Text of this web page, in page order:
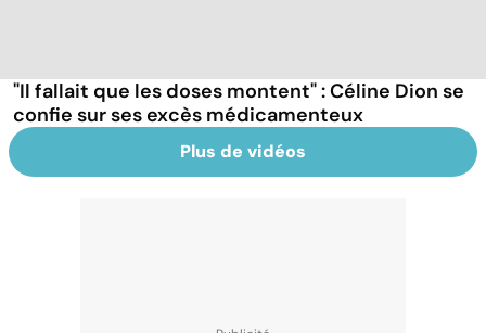
"Il fallait que les doses montent" : Céline Dion se
confie sur ses excès médicamenteux
Plus de vidéos